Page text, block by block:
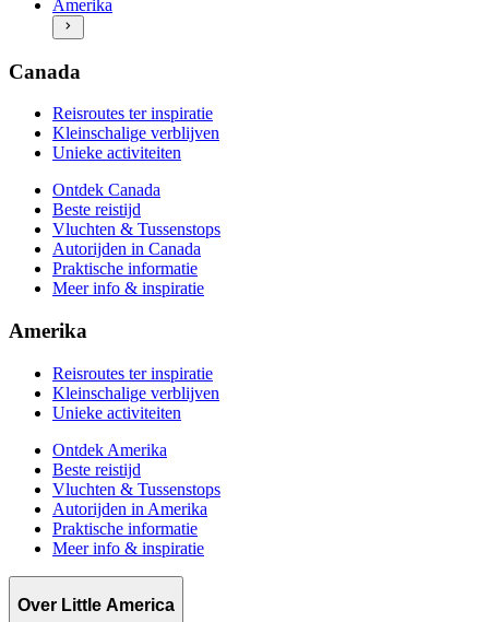
Meer info & inspiratie
Beste reistijd
Vluchten & Tussenstops
Praktische informatie
Amerika
Canada
Reisroutes ter inspiratie
Kleinschalige verblijven
Unieke activiteiten
Ontdek Canada
Beste reistijd
Vluchten & Tussenstops
Autorijden in Canada
Praktische informatie
Meer info & inspiratie
Amerika
Reisroutes ter inspiratie
Kleinschalige verblijven
Unieke activiteiten
Ontdek Amerika
Beste reistijd
Vluchten & Tussenstops
Autorijden in Amerika
Praktische informatie
Meer info & inspiratie
Over Little America